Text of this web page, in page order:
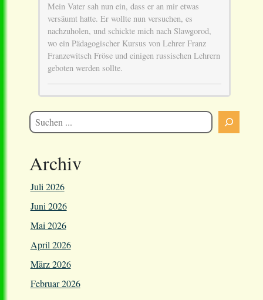
Mein Vater sah nun ein, dass er an mir etwas
versäumt hatte. Er wollte nun versuchen, es
nachzuholen, und schickte mich nach Slawgorod,
wo ein Pädagogischer Kursus von Lehrer Franz
Franzewitsch Fröse und einigen russischen Lehrern
geboten werden sollte.
Archiv
Juli 2026
Juni 2026
Mai 2026
April 2026
März 2026
Februar 2026